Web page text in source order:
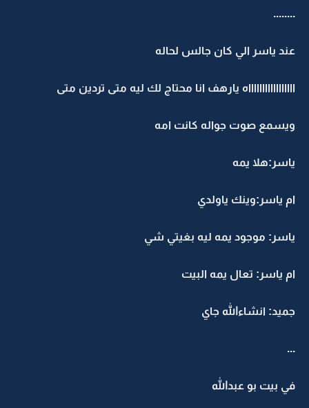
........
عند ياسر الي كان جالس لحاله
اااااااااااااااااه يارهف انا محتاج لك ليه متى تردين متى
ويسمع صوت جواله كانت امه
ياسر:هلا يمه
ام ياسر:وينك ياولدي
ياسر: موجود يمه ليه بغيتي شي
ام ياسر: تعال يمه البيت
جميد: انشاءالله جاي
...
في بيت بو عبدالله